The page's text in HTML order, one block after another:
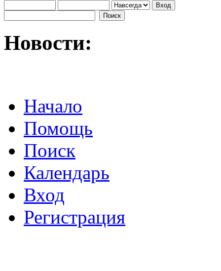
Новости:
Начало
Помощь
Поиск
Календарь
Вход
Регистрация